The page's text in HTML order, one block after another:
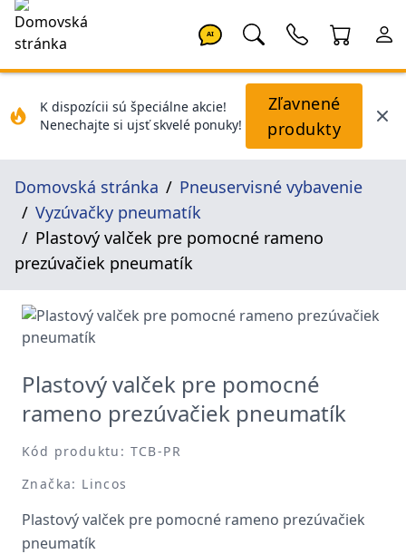
AI
K dispozícii sú špeciálne akcie!
Nenechajte si ujsť skvelé ponuky!
Zľavnené
produkty
Domovská stránka
Pneuservisné vybavenie
Vyzúvačky pneumatík
Plastový valček pre pomocné rameno
prezúvačiek pneumatík
Plastový valček pre pomocné
rameno prezúvačiek pneumatík
Kód produktu: TCB-PR
Značka: Lincos
Plastový valček pre pomocné rameno prezúvačiek
pneumatík